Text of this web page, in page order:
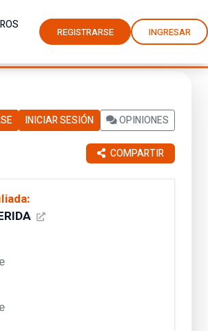
REGISTRARSE INGRESAR
INICIAR SESIÓN OPINIONES
COMPARTIR